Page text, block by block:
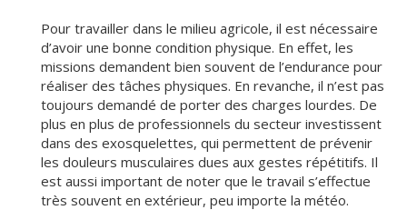
Pour travailler dans le milieu agricole, il est nécessaire
d’avoir une bonne condition physique. En effet, les
missions demandent bien souvent de l’endurance pour
réaliser des tâches physiques. En revanche, il n’est pas
toujours demandé de porter des charges lourdes. De
plus en plus de professionnels du secteur investissent
dans des exosquelettes, qui permettent de prévenir
les douleurs musculaires dues aux gestes répétitifs. Il
est aussi important de noter que le travail s’effectue
très souvent en extérieur, peu importe la météo.